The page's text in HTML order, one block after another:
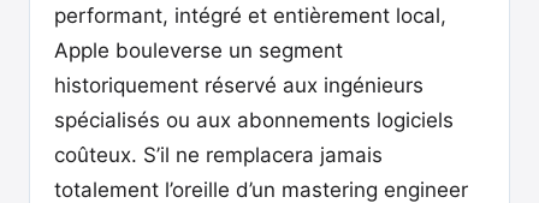
performant, intégré et entièrement local,
Apple bouleverse un segment
historiquement réservé aux ingénieurs
spécialisés ou aux abonnements logiciels
coûteux. S’il ne remplacera jamais
totalement l’oreille d’un mastering engineer